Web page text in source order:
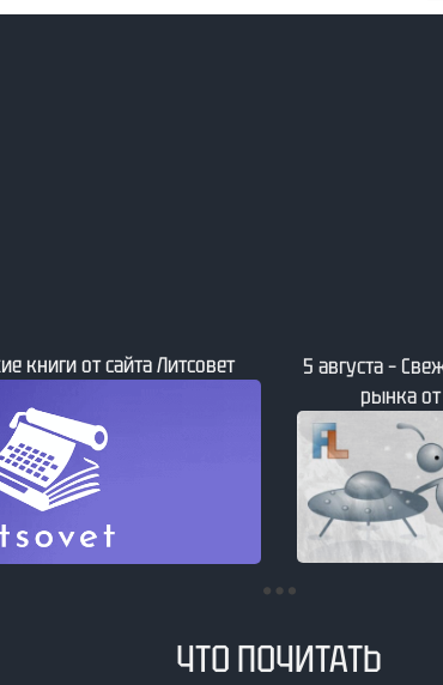
книги от сайта Литсовет
5 августа –
рынка
ЧТО ПОЧИТАТЬ